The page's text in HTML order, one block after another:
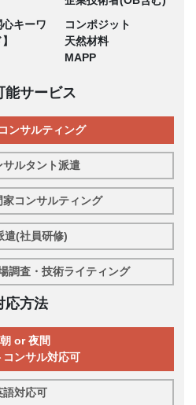
心キーワ
コンポジット
天然材料
MAPP
能サービス
ンサルティング
サルタント派遣
家コンサルティング
遣(社員研修)
調査・技術ライティング
応方法
or 夜間
コンサル対応可
語対応可